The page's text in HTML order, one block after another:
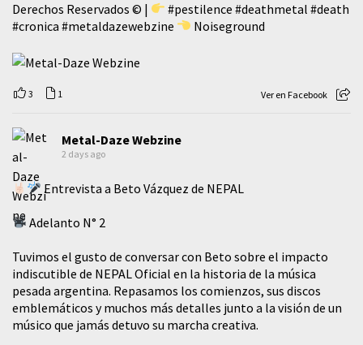
Derechos Reservados © | #pestilence #deathmetal #death
#cronica #metaldazewebzine Noiseground
3 1 Ver en Facebook
Metal-Daze Webzine
2 days ago
Entrevista a Beto Vázquez de NEPAL
Adelanto N° 2
Tuvimos el gusto de conversar con Beto sobre el impacto
indiscutible de NEPAL Oficial en la historia de la música
pesada argentina. Repasamos los comienzos, sus discos
emblemáticos y muchos más detalles junto a la visión de un
músico que jamás detuvo su marcha creativa.